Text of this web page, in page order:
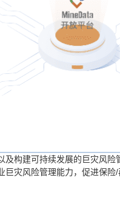
及构建可持续发展的巨灾风
灾风险管理能力，促进保